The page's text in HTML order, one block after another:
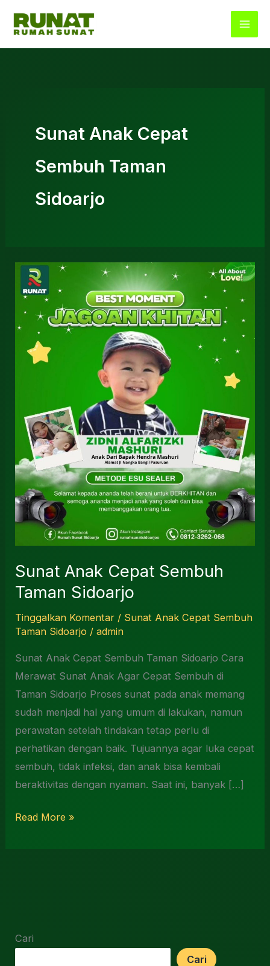
Sunat Anak Cepat
Sembuh Taman
Sidoarjo
Sunat Anak Cepat Sembuh
Taman Sidoarjo
Tinggalkan Komentar / Sunat Anak Cepat Sembuh
Taman Sidoarjo /admin
Sunat Anak Cepat Sembuh Taman Sidoarjo Cara
Merawat Sunat Anak Agar Cepat Sembuh di
Taman Sidoarjo Proses sunat pada anak memang
sudah menjadi hal yang umum di lakukan, namun
perawatan setelah tindakan tetap perlu di
perhatikan dengan baik. Tujuannya agar luka cepat
sembuh, tidak infeksi, dan anak bisa kembali
beraktivitas dengan nyaman. Saat ini, banyak […]
Sunat
Anak
Sembuh
Taman
Sidoarjo
Read More »
Cari
Cari